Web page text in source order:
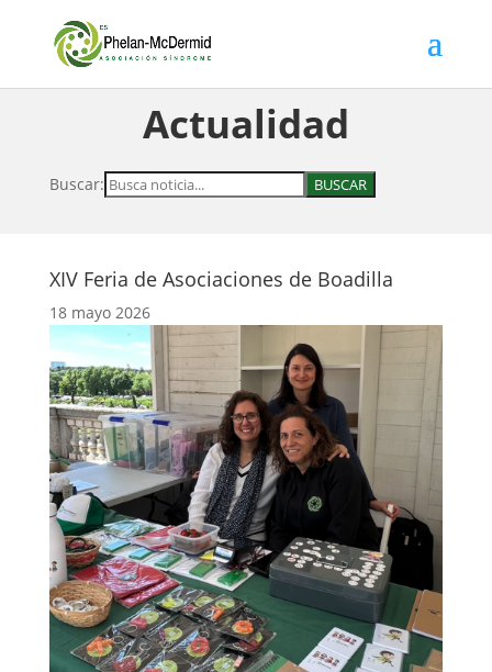
Actualidad
Buscar:
XIV Feria de Asociaciones de Boadilla
18 mayo 2026